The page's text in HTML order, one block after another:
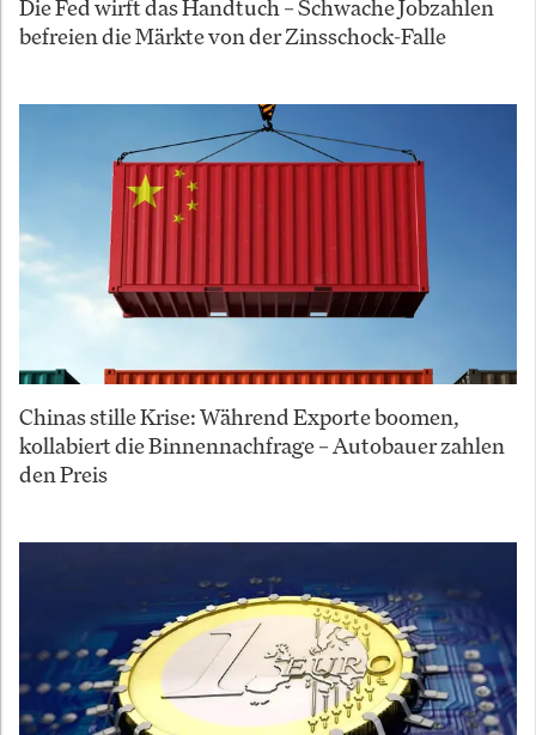
Die Fed wirft das Handtuch – Schwache Jobzahlen
befreien die Märkte von der Zinsschock-Falle
Chinas stille Krise: Während Exporte boomen,
kollabiert die Binnennachfrage – Autobauer zahlen
den Preis